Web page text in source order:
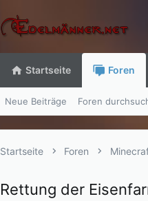
Startseite Foren
Neue Beiträge Foren
Startseite Foren
Rettung der